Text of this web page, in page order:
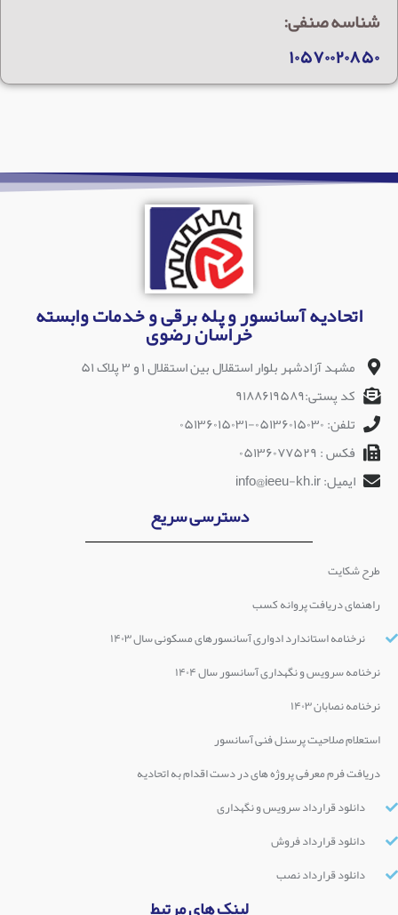
شناسه صنفی:
۱۰۵۷۰۰۲۰۸۵۰
اتحادیه آسانسور و پله برقی و خدمات وابسته
خراسان رضوی
مشهد آزادشهر بلوار استقلال بین استقلال ۱ و ۳ پلاک ۵۱
کد پستی:۹۱۸۸۶۱۹۵۸۹
تلفن: ۰۵۱۳۶۰۱۵۰۳۰-۰۵۱۳۶۰۱۵۰۳۱
فکس : ۰۵۱۳۶۰۷۷۵۲۹
ایمیل: info@ieeu-kh.ir
دسترسی سریع
طرح شکایت
راهنمای دریافت پروانه کسب
نرخنامه استاندارد ادواری آسانسورهای مسکونی سال ۱۴۰۳
نرخنامه سرویس و نگهداری آسانسور سال ۱۴۰۴
نرخنامه نصابان ۱۴۰۳
استعلام صلاحیت پرسنل فنی آسانسور
دریافت فرم معرفی پروژه های در دست اقدام به اتحادیه
دانلود قرارداد سرویس و نگهداری
دانلود قرارداد فروش
دانلود قرارداد نصب